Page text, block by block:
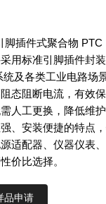
脚插件式聚合物
用标准引脚插件封
及各类工业电路场
态阻断电流，有效
人工更换，降低维
、安装便捷的特点
适配器、仪器仪表
价比选择。
品申请